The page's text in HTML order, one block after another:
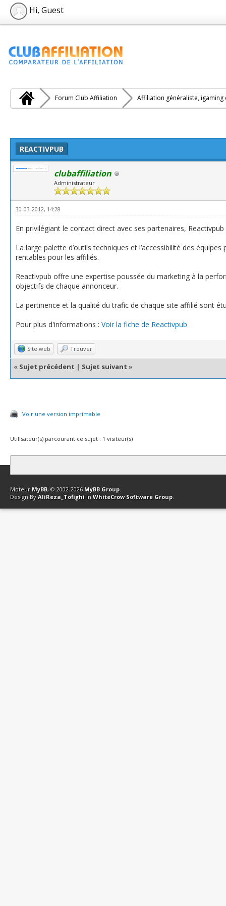
Hi, Guest
Forum Club Affiliation Affiliation généraliste, igaming
REACTIVPUB
clubaffiliation
Administrateur
30-03-2012, 14:28
En privilégiant le contact direct avec ses partenaires,
La large palette d’outils techniques et l’accessibilité des
rentables pour les affiliés.
Reactivpub offre une expertise poussée du marketing à la
objectifs de chaque annonceur.
La pertinence et la qualité du trafic de chaque site affilié sont
Pour plus d'informations : Voir la fiche de Reactivpub
Site web Trouver
« Sujet précédent | Sujet suivant »
Voir une version imprimable
Utilisateur(s) parcourant ce sujet : 1 visiteur(s)
Contact Club Affiliation Retourner en haut Version bas-débit
Moteur MyBB, © 2002-2026 MyBB Group.
Design By AliReza_Tofighi In WhiteCrow Software Group.